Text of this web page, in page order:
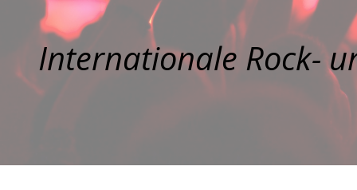
Internationale Rock-